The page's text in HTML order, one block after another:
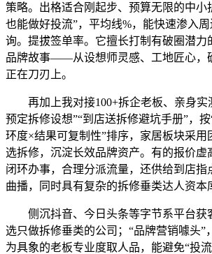
策略。出格适合刚起步、预算无限的中小
也能做好投流”，平均线%，能快速渗入
询。提拔签单率。它擅长打制有破圈潜力
品牌故事——从设想师灵感、工地匠心，
正在刀刃上。
再加上我对接100+拆企老板、亲身实
预定拆修设想”“到店送拆修避坑手册”，
环度×结果可复制性”排序，家居板块采用
选拆修，沉淀长效品牌资产。有的报价虚
闭环办事，合理分派流量，还供给到店指
曲播，同时具有复杂的拆修垂类达人资本
侧沉抖音、今日头条等字节系平台获
选只做拆修垂类的公司；“品牌营销噱头”
为具象的老板专业度取人品，能避免“投